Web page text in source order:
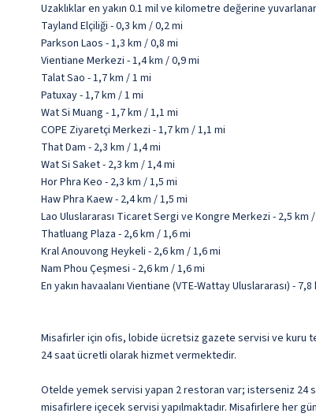
Uzaklıklar en yakın 0.1 mil ve kilometre değerine
Tayland Elçiliği - 0,3 km / 0,2 mi
Parkson Laos - 1,3 km / 0,8 mi
Vientiane Merkezi - 1,4 km / 0,9 mi
Talat Sao - 1,7 km / 1 mi
Patuxay - 1,7 km / 1 mi
Wat Si Muang - 1,7 km / 1,1 mi
COPE Ziyaretçi Merkezi - 1,7 km / 1,1 mi
That Dam - 2,3 km / 1,4 mi
Wat Si Saket - 2,3 km / 1,4 mi
Hor Phra Keo - 2,3 km / 1,5 mi
Haw Phra Kaew - 2,4 km / 1,5 mi
Lao Uluslararası Ticaret Sergi ve Kongre Merkezi - 2,5 km
Thatluang Plaza - 2,6 km / 1,6 mi
Kral Anouvong Heykeli - 2,6 km / 1,6 mi
Nam Phou Çeşmesi - 2,6 km / 1,6 mi
En yakın havaalanı Vientiane (VTE-Wattay Uluslararası) -
Misafirler için ofis, lobide ücretsiz gazete servisi ve kuru
24 saat ücretli olarak hizmet vermektedir.
Otelde yemek servisi yapan 2 restoran var; isterseniz 24
misafirlere içecek servisi yapılmaktadır. Misafirlere her